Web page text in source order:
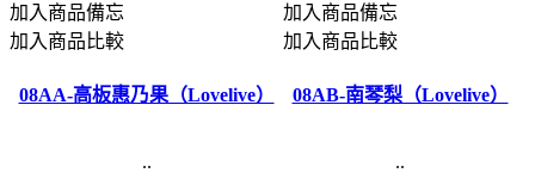
加入商品備忘
加入商品比較
08AA-高板惠乃果（Lovelive）
..
加入商品備忘
加入商品比較
08AB-南琴梨（Lovelive）
..